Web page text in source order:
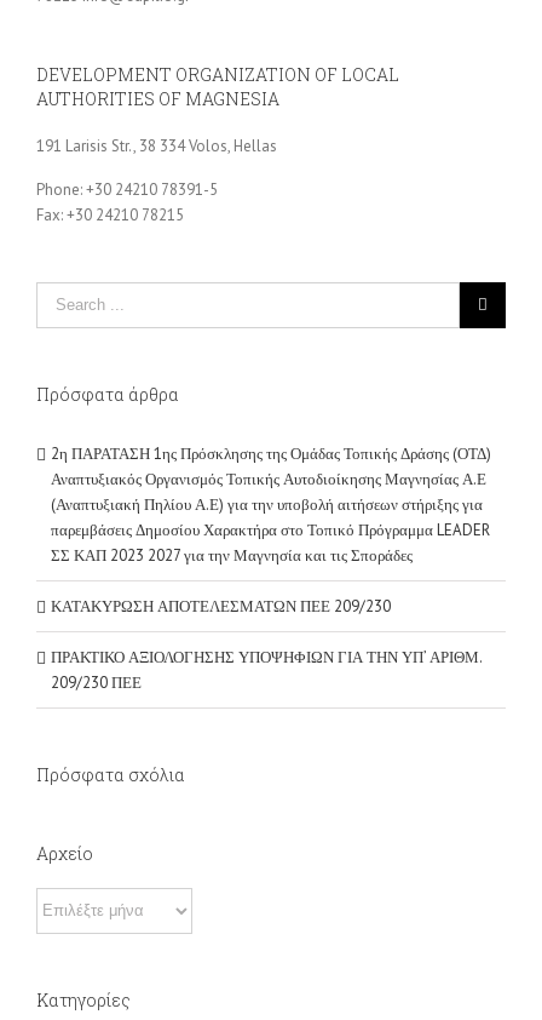
DEVELOPMENT ORGANIZATION OF LOCAL
AUTHORITIES OF MAGNESIA
191 Larisis Str., 38 334 Volos, Hellas
Phone: +30 24210 78391-5
Fax: +30 24210 78215
Πρόσφατα άρθρα
2η ΠΑΡΑΤΑΣΗ 1ης Πρόσκλησης της Ομάδας Τοπικής Δράσης (ΟΤΔ)
Αναπτυξιακός Οργανισμός Τοπικής Αυτοδιοίκησης Μαγνησίας Α.Ε
(Αναπτυξιακή Πηλίου Α.Ε) για την υποβολή αιτήσεων στήριξης για
παρεμβάσεις Δημοσίου Χαρακτήρα στο Τοπικό Πρόγραμμα LEADER
ΣΣ ΚΑΠ 2023 2027 για την Μαγνησία και τις Σποράδες
ΚΑΤΑΚΥΡΩΣΗ ΑΠΟΤΕΛΕΣΜΑΤΩΝ ΠΕΕ 209/230
ΠΡΑΚΤΙΚΟ ΑΞΙΟΛΟΓΗΣΗΣ ΥΠΟΨΗΦΙΩΝ ΓΙΑ ΤΗΝ ΥΠ’ ΑΡΙΘΜ.
209/230 ΠΕΕ
Πρόσφατα σχόλια
Αρχείο
Αρχείο
Kατηγορίες